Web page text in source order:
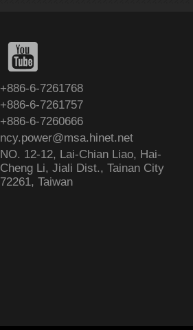
+886-6-7261768
+886-6-7261757
+886-6-7260666
ncy.power@msa.hinet.net
NO. 12-12, Lai-Chian Liao, Hai-
Cheng Li, Jiali Dist., Tainan City
72261, Taiwan